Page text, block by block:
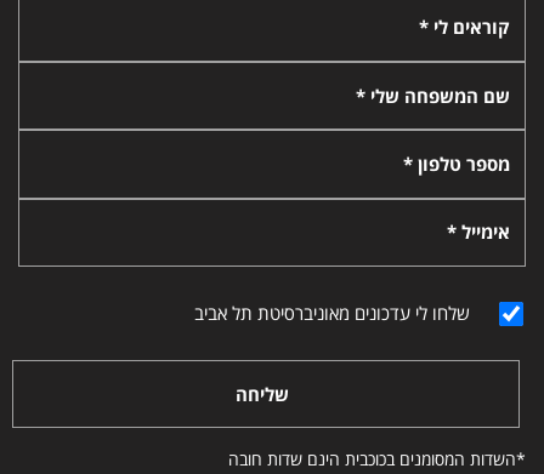
קוראים לי *
שם המשפחה שלי *
מספר טלפון *
אימייל *
שלחו לי עדכונים מאוניברסיטת תל אביב
שליחה
*השדות המסומנים בכוכבית הינם שדות חובה